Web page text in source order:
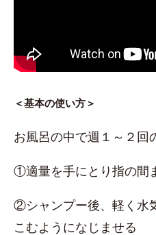
＜基本の使い方＞
お風呂の中で週１～２回
①適量を手にとり指の間
②シャンプー後、軽く水
こむようになじませる